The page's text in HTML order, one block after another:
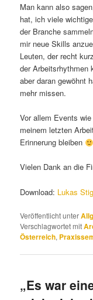
Man kann also
hat, ich viele
der Branche
mir neue Skills
Leuten, der recht
der Arbeitsrhythmen
aber daran gewöhnt
mehr missen.
Vor allem Events
meinem letzten
Erinnerung bleiben
Vielen Dank an die
Download: Lukas
Veröffentlicht unter
Verschlagwortet mit
Österreich,
„Es war